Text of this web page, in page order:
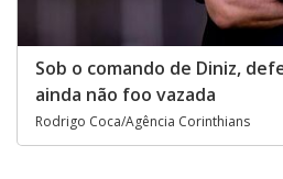
Sob o comando de Diniz,
ainda não foo vazada
Rodrigo Coca/Agência Corinthians